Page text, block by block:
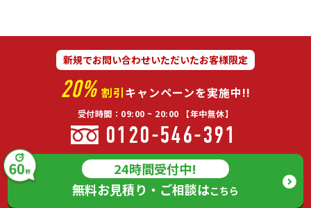
新規でお問い合わせいただいたお客様限定
20% 割引キャンペーンを実施中!!
受付時間：09:00 ~ 20:00 【年中無休】
0120-546-391
24時間受付中!
無料お見積り・ご相談はこちら